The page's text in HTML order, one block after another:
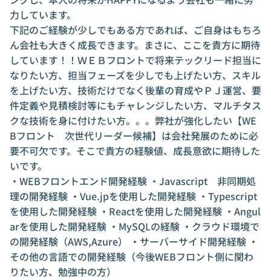
力しています。
下記のご経験が少しでもある方であれば、ご自身はもちろ
ん会社も大きく成長できます。まさに、ここを貴方に期待
しています！！ＷＥＢフロントで将来テックリード担当に
なりたい方、担当フェーズを少しでも上げたい方、スキル
を上げたい方、技術だけでなく後輩の育成やＰＪ運営、要
件定義や見積検討等にもチャレンジしたい方、マルチタス
クな技術を身に付けたい方。。。弊社が強化したい【WE
Bフロント 次世代リーダー候補】は会社発展のために必
要不可欠です。そこで貴方の経験値、成長意欲に期待した
いです。
・WEBフロントエンド開発経験 ・Javascript 非同期処
理の開発経験 ・Vue.jpを使用した開発経験 ・Typescript
を使用した開発経験 ・Reactを使用した開発経験 ・Angul
arを使用した開発経験 ・MySQLの経験 ・クラウド環境で
の開発経験（AWS,Azure） ・サーバーサイド開発経験 ・
その他の言語での開発経験（今後WEBフロント側に関わ
りたい方、勉強中の方）